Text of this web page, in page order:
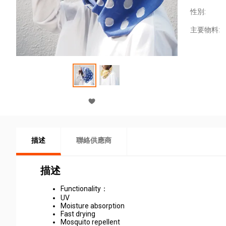
性別:
主要物料:
描述 聯絡供應商
描述
Functionality：
UV
Moisture absorption
Fast drying
Mosquito repellent